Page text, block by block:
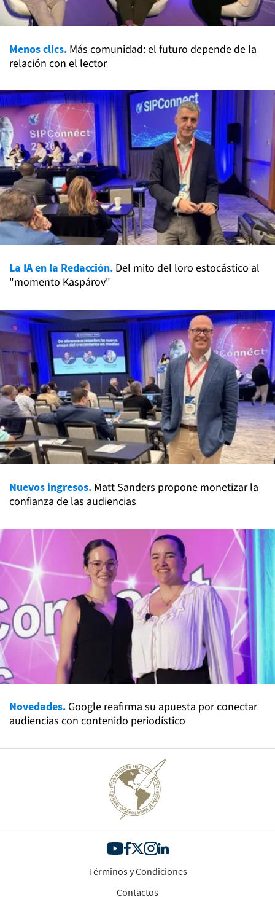
Menos clics. Más comunidad: el futuro depende de la
relación con el lector
La IA en la Redacción. Del mito del loro estocástico al
"momento Kaspárov"
Nuevos ingresos. Matt Sanders propone monetizar la
confianza de las audiencias
Novedades. Google reafirma su apuesta por conectar
audiencias con contenido periodístico
Términos y Condiciones
Contactos